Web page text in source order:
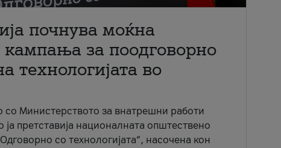
почнува моќна
за поодговорно
технологијата во
со Министерството за внатрешни работи
претставија националната општествено
со технологијата“, насочена кон